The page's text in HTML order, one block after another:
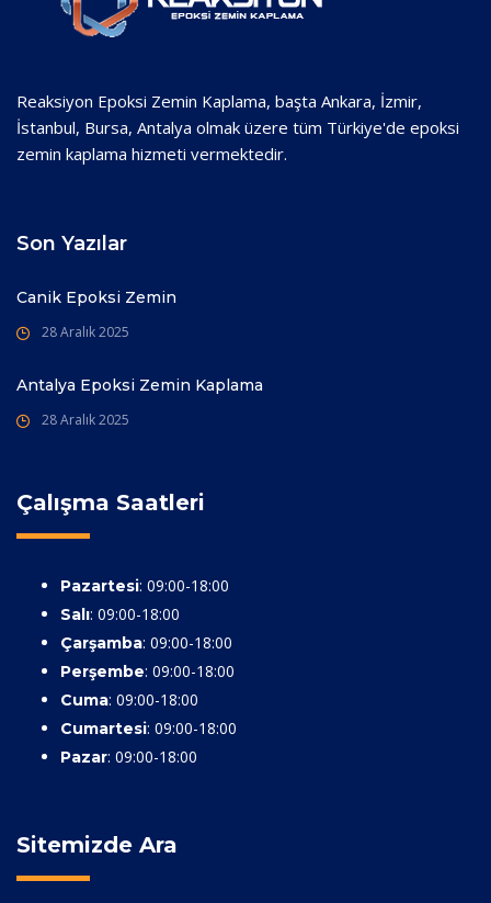
Reaksiyon Epoksi Zemin Kaplama, başta Ankara, İzmir,
İstanbul, Bursa, Antalya olmak üzere tüm Türkiye'de epoksi
zemin kaplama hizmeti vermektedir.
Son Yazılar
Canik Epoksi Zemin
28 Aralık 2025
Antalya Epoksi Zemin Kaplama
28 Aralık 2025
Çalışma Saatleri
Pazartesi: 09:00-18:00
Salı: 09:00-18:00
Çarşamba: 09:00-18:00
Perşembe: 09:00-18:00
Cuma: 09:00-18:00
Cumartesi: 09:00-18:00
Pazar: 09:00-18:00
Sitemizde Ara